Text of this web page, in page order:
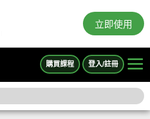
立即使用
購買課程 登入/註冊